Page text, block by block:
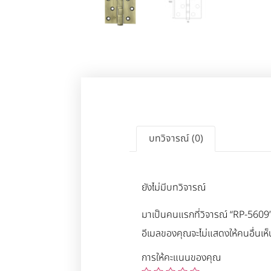
บทวิจารณ์ (0)
ยังไม่มีบทวิจารณ์
มาเป็นคนแรกที่วิจารณ์ “RP-
อีเมลของคุณจะไม่แสดงให้คนอื่นเ
การให้คะแนนของคุณ